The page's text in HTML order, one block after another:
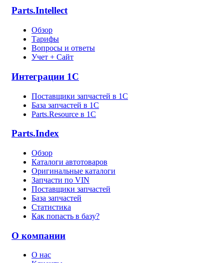
Parts.Intellect
Обзор
Тарифы
Вопросы и ответы
Учет + Сайт
Интеграции 1С
Поставщики запчастей в 1C
База запчастей в 1С
Parts.Resource в 1C
Parts.Index
Обзор
Каталоги автотоваров
Оригинальные каталоги
Запчасти по VIN
Поставщики запчастей
База запчастей
Статистика
Как попасть в базу?
О компании
О нас